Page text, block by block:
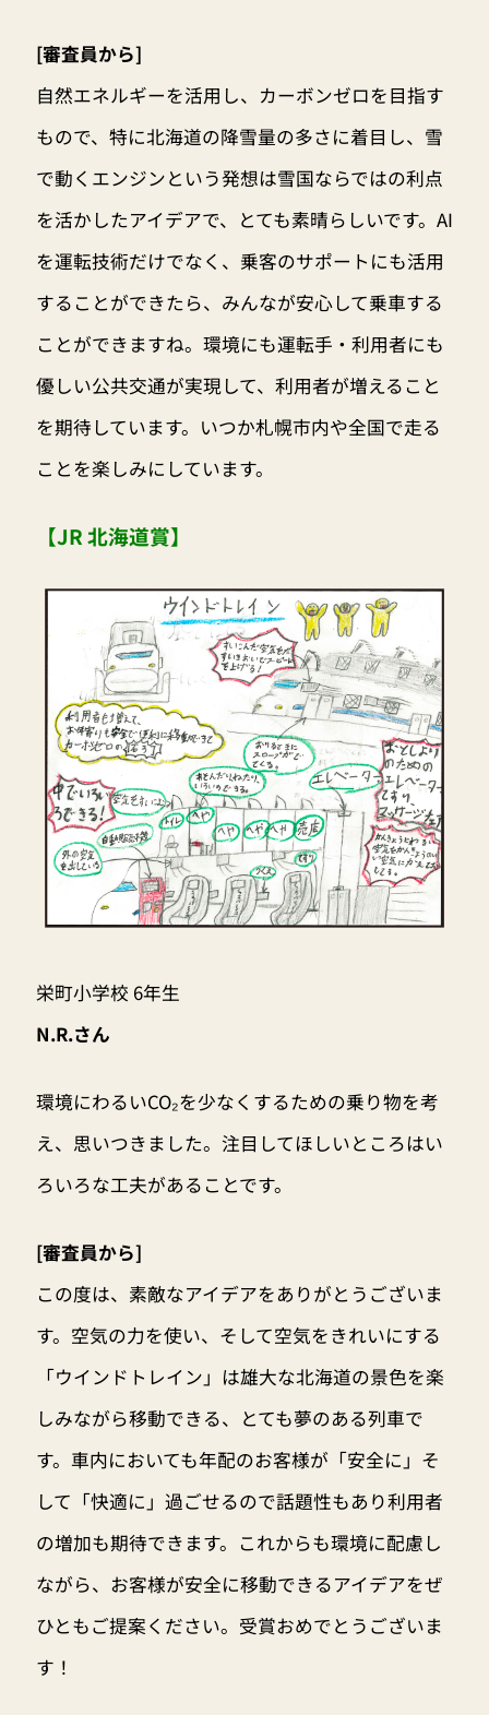
[審査員から]
自然エネルギーを活用し、カーボンゼロを目指す
もので、特に北海道の降雪量の多さに着目し、雪
で動くエンジンという発想は雪国ならではの利点
を活かしたアイデアで、とても素晴らしいです。AI
を運転技術だけでなく、乗客のサポートにも活用
することができたら、みんなが安心して乗車する
ことができますね。環境にも運転手・利用者にも
優しい公共交通が実現して、利用者が増えること
を期待しています。いつか札幌市内や全国で走る
ことを楽しみにしています。
【JR 北海道賞】
栄町小学校 6年生
N.R.さん
環境にわるいCO₂を少なくするための乗り物を考
え、思いつきました。注目してほしいところはい
ろいろな工夫があることです。
[審査員から]
この度は、素敵なアイデアをありがとうございま
す。空気の力を使い、そして空気をきれいにする
「ウインドトレイン」は雄大な北海道の景色を楽
しみながら移動できる、とても夢のある列車で
す。車内においても年配のお客様が「安全に」そ
して「快適に」過ごせるので話題性もあり利用者
の増加も期待できます。これからも環境に配慮し
ながら、お客様が安全に移動できるアイデアをぜ
ひともご提案ください。受賞おめでとうございま
す！